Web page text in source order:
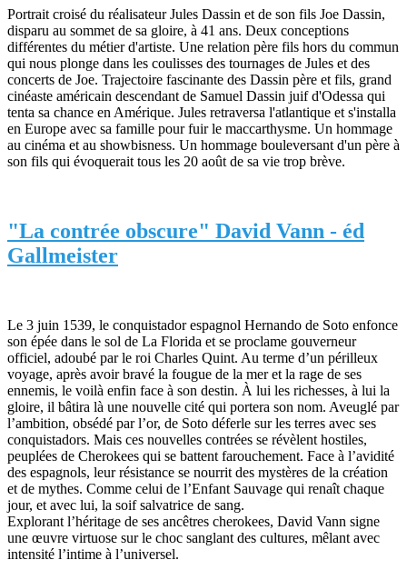
Portrait croisé du réalisateur Jules Dassin et de son fils Joe Dassin,
disparu au sommet de sa gloire, à 41 ans. Deux conceptions
différentes du métier d'artiste. Une relation père fils hors du commun
qui nous plonge dans les coulisses des tournages de Jules et des
concerts de Joe. Trajectoire fascinante des Dassin père et fils, grand
cinéaste américain descendant de Samuel Dassin juif d'Odessa qui
tenta sa chance en Amérique. Jules retraversa l'atlantique et s'installa
en Europe avec sa famille pour fuir le maccarthysme. Un hommage
au cinéma et au showbisness. Un hommage bouleversant d'un père à
son fils qui évoquerait tous les 20 août de sa vie trop brève.
"La contrée obscure" David Vann - éd
Gallmeister
Le 3 juin 1539, le conquistador espagnol Hernando de Soto enfonce
son épée dans le sol de La Florida et se proclame gouverneur
officiel, adoubé par le roi Charles Quint. Au terme d’un périlleux
voyage, après avoir bravé la fougue de la mer et la rage de ses
ennemis, le voilà enfin face à son destin. À lui les richesses, à lui la
gloire, il bâtira là une nouvelle cité qui portera son nom. Aveuglé par
l’ambition, obsédé par l’or, de Soto déferle sur les terres avec ses
conquistadors. Mais ces nouvelles contrées se révèlent hostiles,
peuplées de Cherokees qui se battent farouchement. Face à l’avidité
des espagnols, leur résistance se nourrit des mystères de la création
et de mythes. Comme celui de l’Enfant Sauvage qui renaît chaque
jour, et avec lui, la soif salvatrice de sang.
Explorant l’héritage de ses ancêtres cherokees, David Vann signe
une œuvre virtuose sur le choc sanglant des cultures, mêlant avec
intensité l’intime à l’universel.